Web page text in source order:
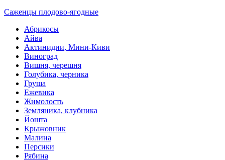
Саженцы плодово-ягодные
Абрикосы
Айва
Актинидии, Мини-Киви
Виноград
Вишня, черешня
Голубика, черника
Груша
Ежевика
Жимолость
Земляника, клубника
Йошта
Крыжовник
Малина
Персики
Рябина